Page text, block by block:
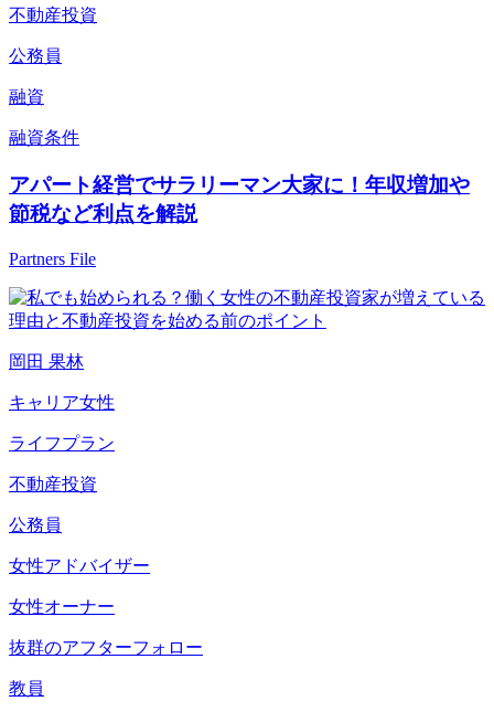
不動産投資
公務員
融資
融資条件
アパート経営でサラリーマン大家に！年収増加や
節税など利点を解説
Partners File
岡田 果林
キャリア女性
ライフプラン
不動産投資
公務員
女性アドバイザー
女性オーナー
抜群のアフターフォロー
教員